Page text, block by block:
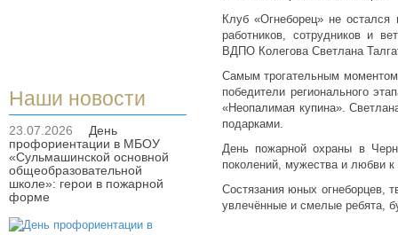
Наши новости
23.07.2026
День
профориентации в МБОУ
«Сульмашинской основной
общеобразовательной
школе»: герои в пожарной
форме
Клуб «Огнеборец» не
работников, сотрудников и
ВДПО Колегова Светлана
Самым трогательным
победители регионального
«Неопалимая купина».
подарками.
День пожарной охраны в
поколений, мужества и любви
Состязания юных огнеборцев,
увлечённые и смелые ребята,